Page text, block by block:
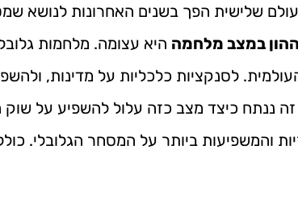
שלישית הפך בשנים האחרונות לנושא
במצב מלחמה היא עצומה. מלחמות
לסנקציות כלכליות על מדינות,
ננתח כיצד מצב כזה עלול להשפיע על שוק
והמשפיעות ביותר על המסחר הגלובלי.